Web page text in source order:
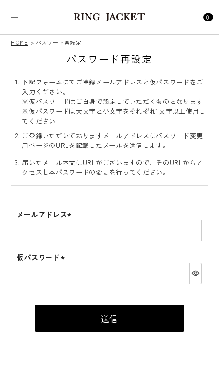
0
HOME パスワード再設定
パスワード再設定
下記フォームにてご登録メールアドレスと仮パスワードをご
入力ください。
※仮パスワードはご自身で設定していただくものとなります
※仮パスワードは大文字と小文字をそれぞれ1文字以上使用し
てください
ご登録いただいておりますメールアドレスにパスワード変更
用ページのURLを記載したメールを送信します。
届いたメール本文にURLがございますので、そのURLからア
クセスし本パスワードの変更を行ってください。
メールアドレス
仮パスワード
送信